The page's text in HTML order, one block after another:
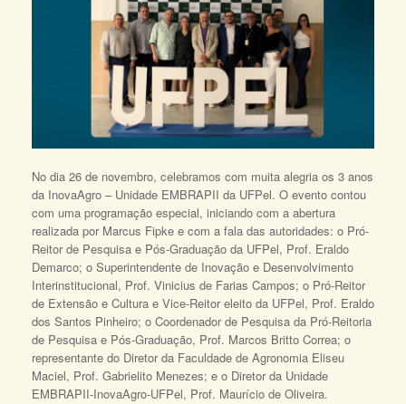
No dia 26 de novembro, celebramos com muita alegria os 3 anos
da InovaAgro – Unidade EMBRAPII da UFPel. O evento contou
com uma programação especial, iniciando com a abertura
realizada por Marcus Fipke e com a fala das autoridades: o Pró-
Reitor de Pesquisa e Pós-Graduação da UFPel, Prof. Eraldo
Demarco; o Superintendente de Inovação e Desenvolvimento
Interinstitucional, Prof. Vinicius de Farias Campos; o Pró-Reitor
de Extensão e Cultura e Vice-Reitor eleito da UFPel, Prof. Eraldo
dos Santos Pinheiro; o Coordenador de Pesquisa da Pró-Reitoria
de Pesquisa e Pós-Graduação, Prof. Marcos Britto Correa; o
representante do Diretor da Faculdade de Agronomia Eliseu
Maciel, Prof. Gabrielito Menezes; e o Diretor da Unidade
EMBRAPII-InovaAgro-UFPel, Prof. Maurício de Oliveira.